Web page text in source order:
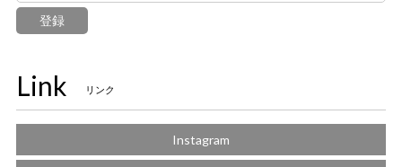
登録
Link リンク
Instagram